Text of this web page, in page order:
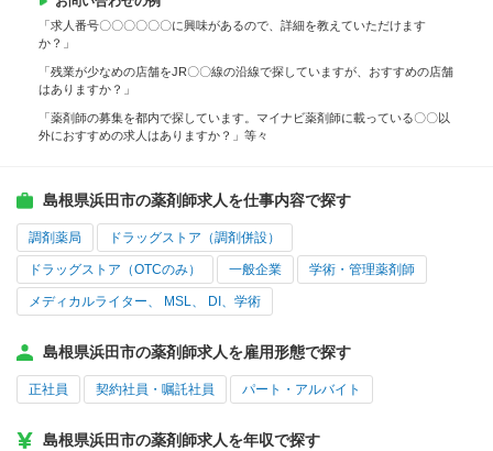
「求人番号〇〇〇〇〇〇に興味があるので、詳細を教えていただけます
か？」
「残業が少なめの店舗をJR〇〇線の沿線で探していますが、おすすめの店舗
はありますか？」
「薬剤師の募集を都内で探しています。マイナビ薬剤師に載っている〇〇以
外におすすめの求人はありますか？」等々
島根県浜田市の薬剤師求人を仕事内容で探す
調剤薬局 ドラッグストア（調剤併設）
ドラッグストア（OTCのみ） 一般企業 学術・管理薬剤師
メディカルライター、 MSL、 DI、学術
島根県浜田市の薬剤師求人を雇用形態で探す
正社員 契約社員・嘱託社員 パート・アルバイト
島根県浜田市の薬剤師求人を年収で探す